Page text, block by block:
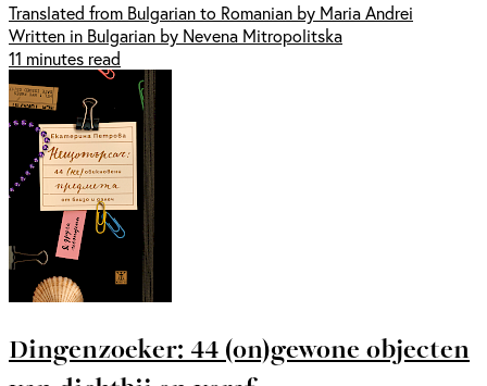
Translated from Bulgarian to Romanian by Maria Andrei
Written in Bulgarian by Nevena Mitropolitska
11 minutes read
Dingenzoeker: 44 (on)gewone objecten